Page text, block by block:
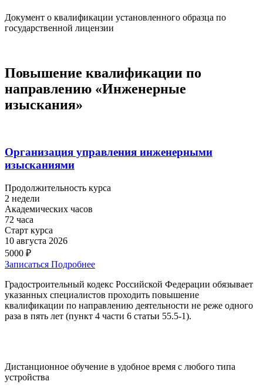
Документ о квалификации установленного образца по
государственной лицензии
Повышение квалификации по
направлению «Инженерные
изыскания»
Организация управления инженерными
изысканиями
Продолжительность курса
2 недели
Академических часов
72 часа
Старт курса
10 августа 2026
5000 ₽
Записаться Подробнее
Градостроительный кодекс Российской Федерации обязывает
указанных специалистов проходить повышение
квалификации по направлению деятельности не реже одного
раза в пять лет (пункт 4 части 6 статьи 55.5-1).
Дистанционное обучение в удобное время с любого типа
устройства